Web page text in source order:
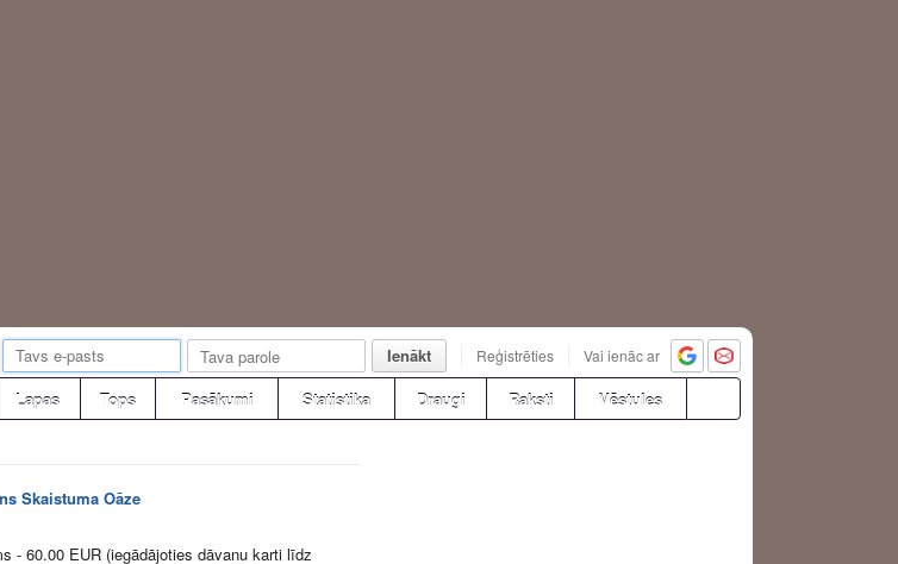
Ienākt Reģistrēties Vai ienāc ar
Lapas Tops Pasākumi Statistika Draugi Raksti Vēstules
Skaistuma Oāze
- 60.00 EUR (iegādājoties dāvanu karti līdz